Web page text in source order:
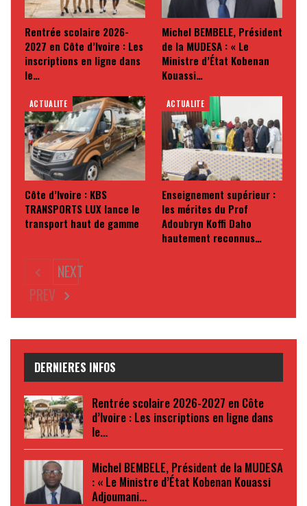
Rentrée scolaire 2026-
2027 en Côte d’Ivoire : Les
inscriptions en ligne dans
le…
Michel BEMBELE, Président
de la MUDESA : « Le
Ministre d’État Kobenan
Kouassi…
ACTUALITE
Côte d’Ivoire : KBS
TRANSPORTS LUX lance le
transport haut de gamme
ACTUALITE
Enseignement supérieur :
les mérites du Prof
Adoubryn Koffi Daho
hautement reconnus…
PREV
NEXT
DERNIERES INFOS
Rentrée scolaire 2026-2027 en Côte
d’Ivoire : Les inscriptions en ligne dans
le…
Michel BEMBELE, Président de la MUDESA
: « Le Ministre d’État Kobenan Kouassi
Adjoumani…